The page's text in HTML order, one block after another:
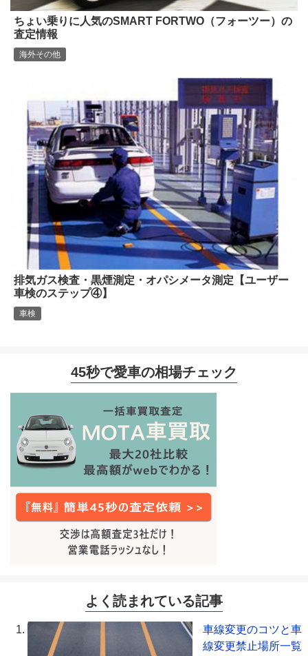
ちょい乗りに人気のSMART FORTWO（フォーツー）の
査定情報
海外その他
排気ガス検査・黒煙測定・オパシメータ測定【ユーザー
車検のステップ④】
車検
45秒で愛車の相場チェック
よく読まれている記事
車線変更のコツと車
線変更禁止場所一覧